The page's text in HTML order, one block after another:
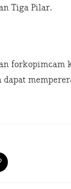
Tiga Pilar.
forkopimcam
dapat